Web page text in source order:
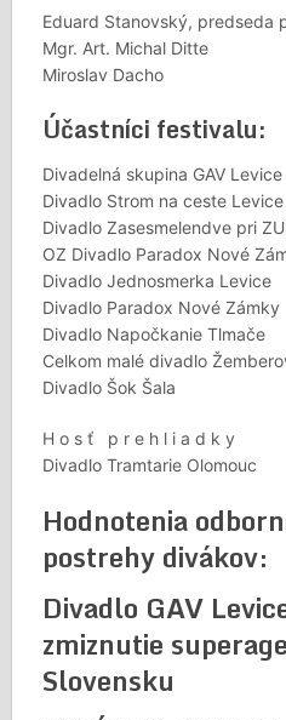
Eduard Stanovský, predseda
Mgr. Art. Michal Ditte
Miroslav Dacho
Účastníci festivalu:
Divadelná skupina GAV Levice
Divadlo Strom na ceste Levice
Divadlo Zasesmelendve pri
OZ Divadlo Paradox Nové
Divadlo Jednosmerka Levice
Divadlo Paradox Nové Zámky
Divadlo Napočkanie Tlmače
Celkom malé divadlo
Divadlo Šok Šala
H o s ť p r e h l i a d k y
Divadlo Tramtarie Olomouc
Hodnotenia
postrehy divákov:
Divadlo GAV
zmiznutie
Slovensku